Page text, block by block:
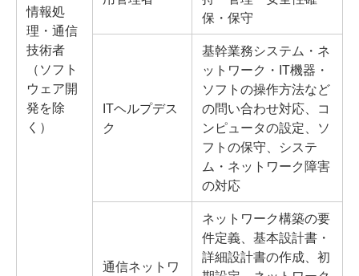
情報処
理・通信
技術者
（ソフト
ウェア開
発を除
く）
保・保守
ITヘルプデス
ク
基幹業務システム・ネ
ットワーク・IT機器・
ソフトの操作方法など
の問い合わせ対応、コ
ンピュータの設定、ソ
フトの保守、システ
ム・ネットワーク障害
の対応
通信ネットワ
ネットワーク構築の要
件定義、基本設計書・
詳細設計書の作成、初